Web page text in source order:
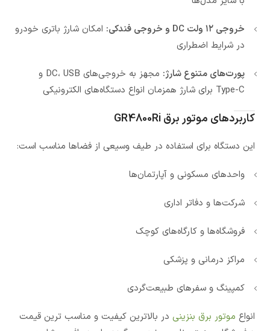
خروجی ۱۲ ولت DC و خروجی فندکی:
امکان شارژ باتری خودرو
در شرایط اضطراری
پورت‌های متنوع شارژ:
مجهز به خروجی‌های DC، USB و
Type-C برای شارژ همزمان انواع دستگاه‌های الکترونیکی
کاربردهای موتور برق GR4800Ri
این دستگاه برای استفاده در طیف وسیعی از فضاها مناسب است:
واحدهای مسکونی و آپارتمان‌ها
شرکت‌ها و دفاتر اداری
فروشگاه‌ها و کارگاه‌های کوچک
مراکز درمانی و پزشکی
کمپینگ و سفرهای طبیعت‌گردی
انواع موتور برق بنزینی در بالاترین کیفیت و مناسب ترین قیمت